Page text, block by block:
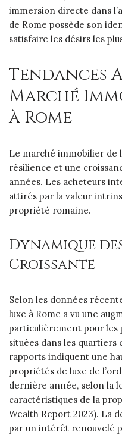
immersion directe dans
de Rome possède son
satisfaire les désirs les
Tendances
Marché
à Rome
Le marché immobilier de
résilience et une
années. Les acheteurs
attirés par la valeur
propriété romaine.
Dynamique
Croissante
Selon les données
luxe à Rome a vu une
particulièrement pour
situées dans les
rapports indiquent une
propriétés de luxe de
dernière année, selon la
caractéristiques de la
Wealth Report 2023). La
par un intérêt renouvelé